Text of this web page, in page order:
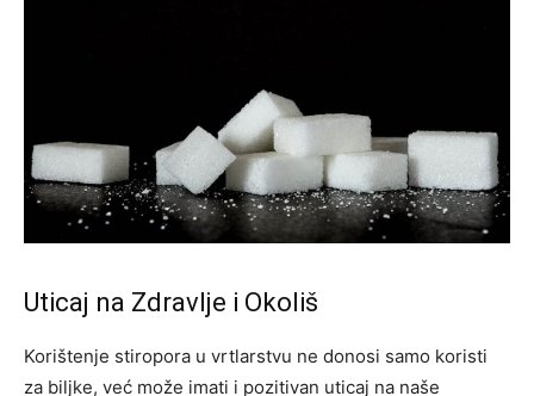
Uticaj na Zdravlje i Okoliš
Korištenje stiropora u vrtlarstvu ne donosi samo koristi
za biljke, već može imati i pozitivan uticaj na naše